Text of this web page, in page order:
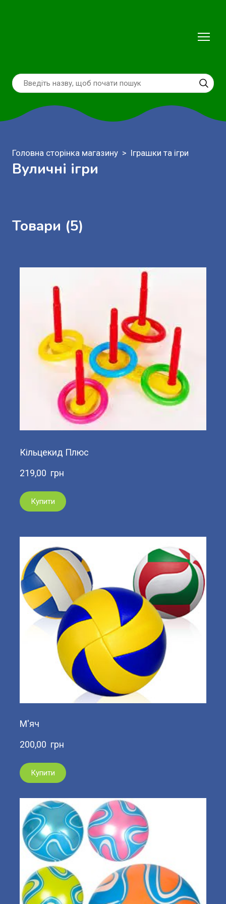
Головна сторінка магазину Іграшки та ігри
Вуличні ігри
Товари (5)
Кільцекид Плюс
219,00  грн
Купити
М'яч
200,00  грн
Купити